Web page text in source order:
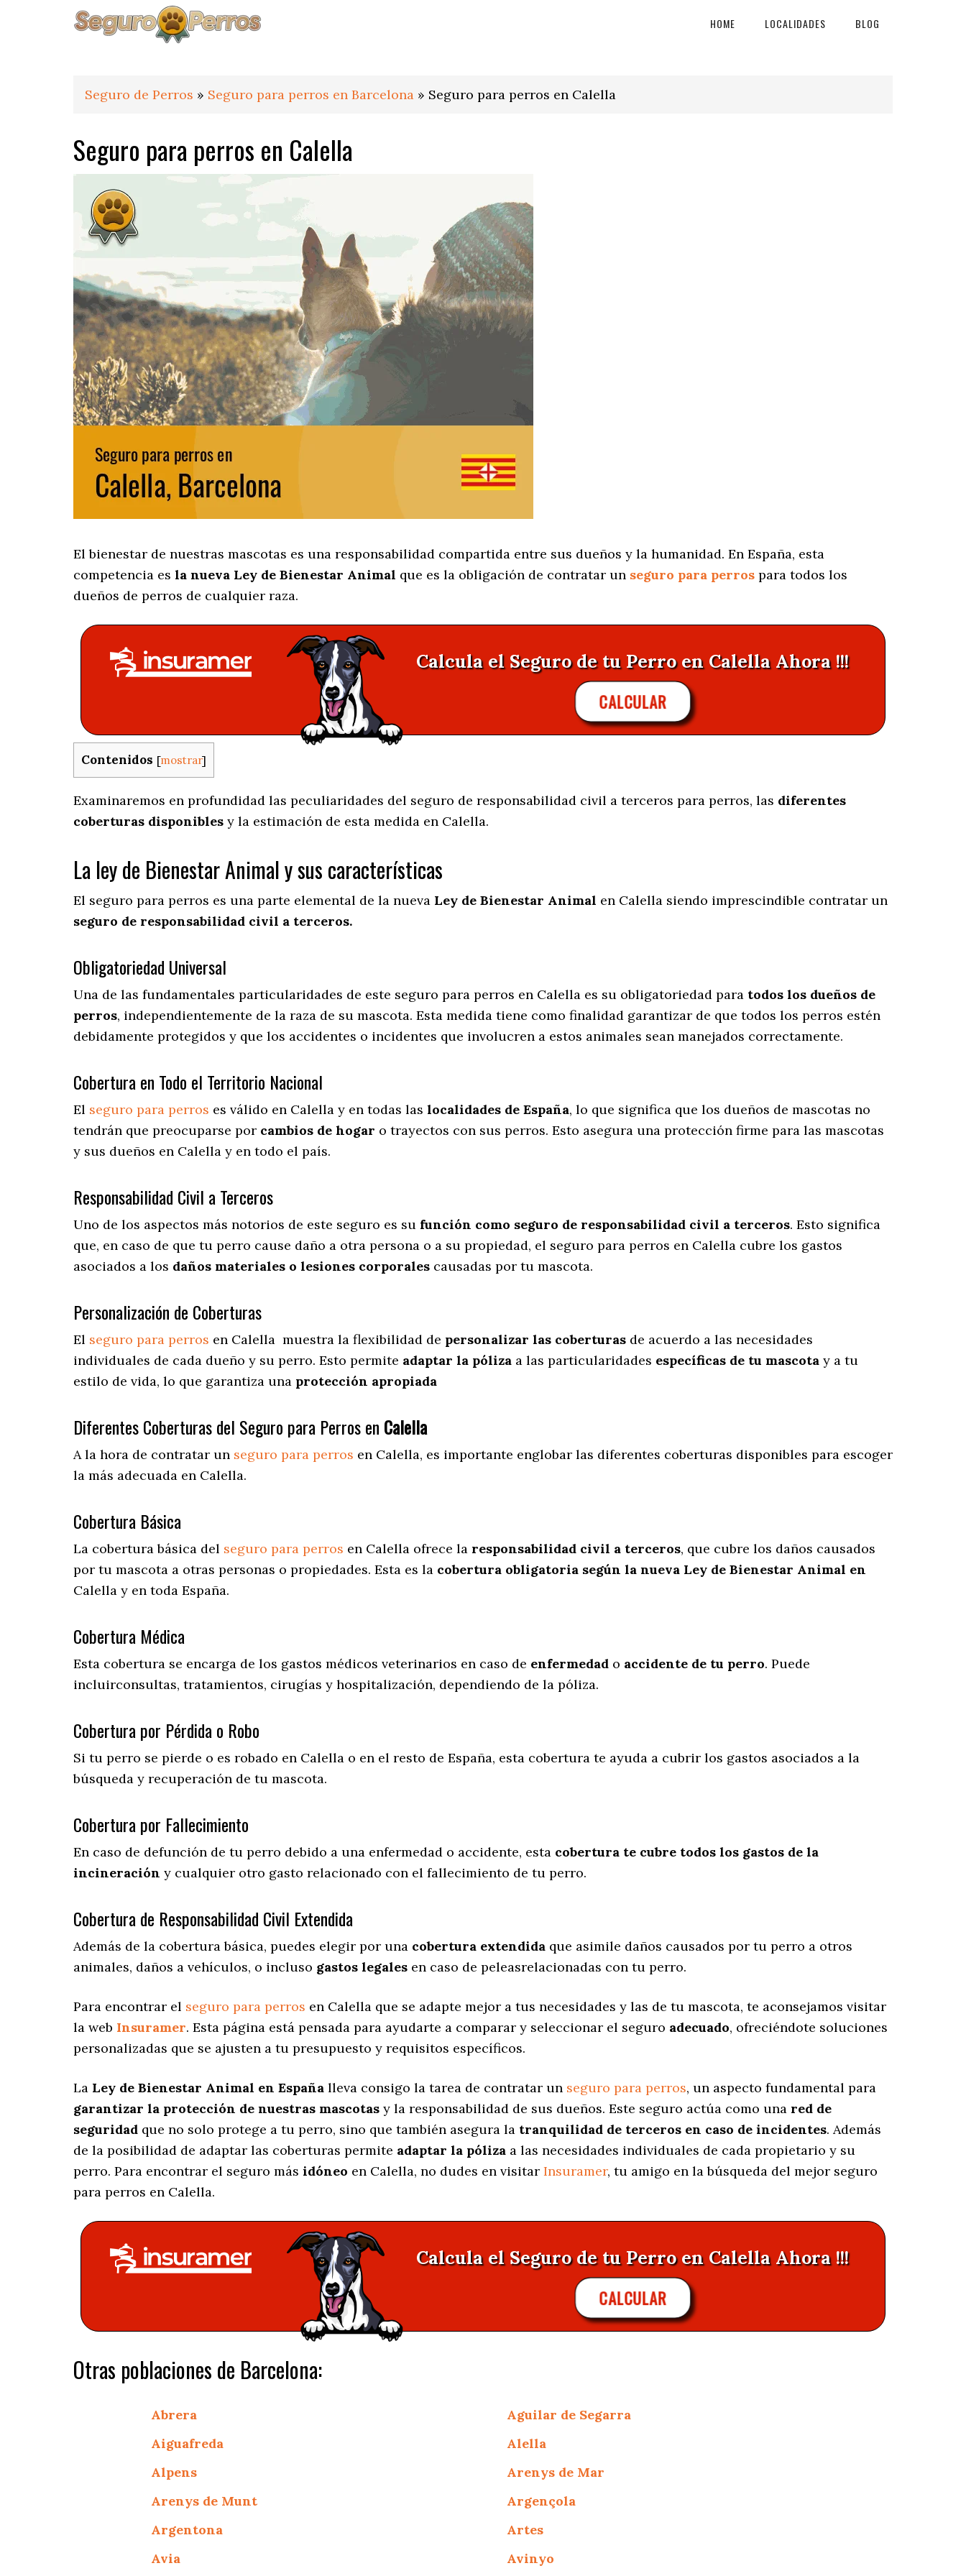
HOME LOCALIDADES BLOG
Seguro de Perros » Seguro para perros en Barcelona » Seguro para perros en Calella
Seguro para perros en Calella
El bienestar de nuestras mascotas es una responsabilidad compartida entre sus dueños y la humanidad. En España, esta
competencia es la nueva Ley de Bienestar Animal que es la obligación de contratar un seguro para perros para todos los
dueños de perros de cualquier raza.
Calcula el Seguro de tu Perro en Calella Ahora !!!
CALCULAR
Contenidos [mostrar]
Examinaremos en profundidad las peculiaridades del seguro de responsabilidad civil a terceros para perros, las diferentes
coberturas disponibles y la estimación de esta medida en Calella.
La ley de Bienestar Animal y sus características
El seguro para perros es una parte elemental de la nueva Ley de Bienestar Animal en Calella siendo imprescindible contratar un
seguro de responsabilidad civil a terceros.
Obligatoriedad Universal
Una de las fundamentales particularidades de este seguro para perros en Calella es su obligatoriedad para todos los dueños de
perros, independientemente de la raza de su mascota. Esta medida tiene como finalidad garantizar de que todos los perros estén
debidamente protegidos y que los accidentes o incidentes que involucren a estos animales sean manejados correctamente.
Cobertura en Todo el Territorio Nacional
El seguro para perros es válido en Calella y en todas las localidades de España, lo que significa que los dueños de mascotas no
tendrán que preocuparse por cambios de hogar o trayectos con sus perros. Esto asegura una protección firme para las mascotas
y sus dueños en Calella y en todo el país.
Responsabilidad Civil a Terceros
Uno de los aspectos más notorios de este seguro es su función como seguro de responsabilidad civil a terceros. Esto significa
que, en caso de que tu perro cause daño a otra persona o a su propiedad, el seguro para perros en Calella cubre los gastos
asociados a los daños materiales o lesiones corporales causadas por tu mascota.
Personalización de Coberturas
El seguro para perros en Calella muestra la flexibilidad de personalizar las coberturas de acuerdo a las necesidades
individuales de cada dueño y su perro. Esto permite adaptar la póliza a las particularidades específicas de tu mascota y a tu
estilo de vida, lo que garantiza una protección apropiada
Diferentes Coberturas del Seguro para Perros en Calella
A la hora de contratar un seguro para perros en Calella, es importante englobar las diferentes coberturas disponibles para escoger
la más adecuada en Calella.
Cobertura Básica
La cobertura básica del seguro para perros en Calella ofrece la responsabilidad civil a terceros, que cubre los daños causados
por tu mascota a otras personas o propiedades. Esta es la cobertura obligatoria según la nueva Ley de Bienestar Animal en
Calella y en toda España.
Cobertura Médica
Esta cobertura se encarga de los gastos médicos veterinarios en caso de enfermedad o accidente de tu perro. Puede
incluirconsultas, tratamientos, cirugías y hospitalización, dependiendo de la póliza.
Cobertura por Pérdida o Robo
Si tu perro se pierde o es robado en Calella o en el resto de España, esta cobertura te ayuda a cubrir los gastos asociados a la
búsqueda y recuperación de tu mascota.
Cobertura por Fallecimiento
En caso de defunción de tu perro debido a una enfermedad o accidente, esta cobertura te cubre todos los gastos de la
incineración y cualquier otro gasto relacionado con el fallecimiento de tu perro.
Cobertura de Responsabilidad Civil Extendida
Además de la cobertura básica, puedes elegir por una cobertura extendida que asimile daños causados por tu perro a otros
animales, daños a vehículos, o incluso gastos legales en caso de peleasrelacionadas con tu perro.
Para encontrar el seguro para perros en Calella que se adapte mejor a tus necesidades y las de tu mascota, te aconsejamos visitar
la web Insuramer. Esta página está pensada para ayudarte a comparar y seleccionar el seguro adecuado, ofreciéndote soluciones
personalizadas que se ajusten a tu presupuesto y requisitos específicos.
La Ley de Bienestar Animal en España lleva consigo la tarea de contratar un seguro para perros, un aspecto fundamental para
garantizar la protección de nuestras mascotas y la responsabilidad de sus dueños. Este seguro actúa como una red de
seguridad que no solo protege a tu perro, sino que también asegura la tranquilidad de terceros en caso de incidentes. Además
de la posibilidad de adaptar las coberturas permite adaptar la póliza a las necesidades individuales de cada propietario y su
perro. Para encontrar el seguro más idóneo en Calella, no dudes en visitar Insuramer, tu amigo en la búsqueda del mejor seguro
para perros en Calella.
Calcula el Seguro de tu Perro en Calella Ahora !!!
CALCULAR
Otras poblaciones de Barcelona:
Abrera
Aguilar de Segarra
Aiguafreda
Alella
Alpens
Arenys de Mar
Arenys de Munt
Argençola
Argentona
Artes
Avia
Avinyo